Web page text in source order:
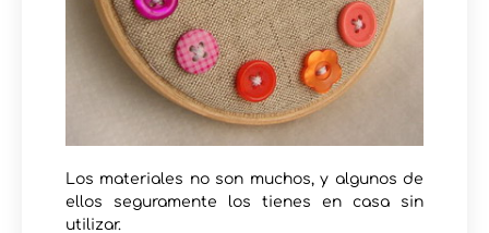
Los materiales no son muchos, y algunos de
ellos seguramente los tienes en casa sin
utilizar.